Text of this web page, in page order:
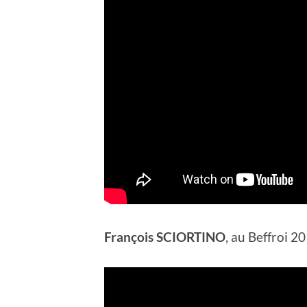
François SCIORTINO , au Beffroi